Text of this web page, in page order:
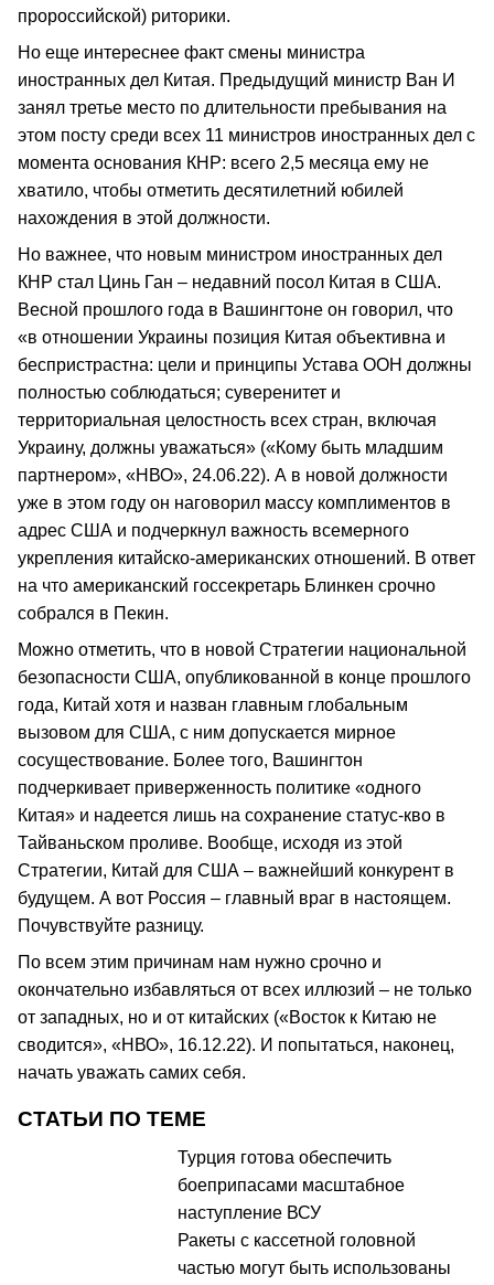
пророссийской) риторики.
Но еще интереснее факт смены министра
иностранных дел Китая. Предыдущий министр Ван И
занял третье место по длительности пребывания на
этом посту среди всех 11 министров иностранных дел с
момента основания КНР: всего 2,5 месяца ему не
хватило, чтобы отметить десятилетний юбилей
нахождения в этой должности.
Но важнее, что новым министром иностранных дел
КНР стал Цинь Ган – недавний посол Китая в США.
Весной прошлого года в Вашингтоне он говорил, что
«в отношении Украины позиция Китая объективна и
беспристрастна: цели и принципы Устава ООН должны
полностью соблюдаться; суверенитет и
территориальная целостность всех стран, включая
Украину, должны уважаться» («Кому быть младшим
партнером», «НВО», 24.06.22). А в новой должности
уже в этом году он наговорил массу комплиментов в
адрес США и подчеркнул важность всемерного
укрепления китайско-американских отношений. В ответ
на что американский госсекретарь Блинкен срочно
собрался в Пекин.
Можно отметить, что в новой Стратегии национальной
безопасности США, опубликованной в конце прошлого
года, Китай хотя и назван главным глобальным
вызовом для США, с ним допускается мирное
сосуществование. Более того, Вашингтон
подчеркивает приверженность политике «одного
Китая» и надеется лишь на сохранение статус-кво в
Тайваньском проливе. Вообще, исходя из этой
Стратегии, Китай для США – важнейший конкурент в
будущем. А вот Россия – главный враг в настоящем.
Почувствуйте разницу.
По всем этим причинам нам нужно срочно и
окончательно избавляться от всех иллюзий – не только
от западных, но и от китайских («Восток к Китаю не
сводится», «НВО», 16.12.22). И попытаться, наконец,
начать уважать самих себя.
СТАТЬИ ПО ТЕМЕ
Турция готова обеспечить
боеприпасами масштабное
наступление ВСУ
Ракеты с кассетной головной
частью могут быть использованы